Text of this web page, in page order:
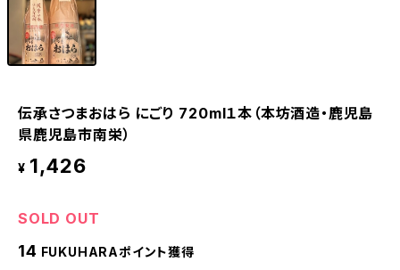
伝承さつまおはら にごり 720ml１本（本坊酒造・鹿児島
県鹿児島市南栄）
¥ 1,426
SOLD OUT
14 FUKUHARAポイント獲得